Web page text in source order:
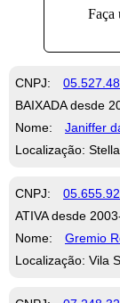
CNPJ:
BAIXADA desde
Nome:
Janiffer
Localização:
CNPJ:
ATIVA desde
Nome:
Gremio
Localização: Vila